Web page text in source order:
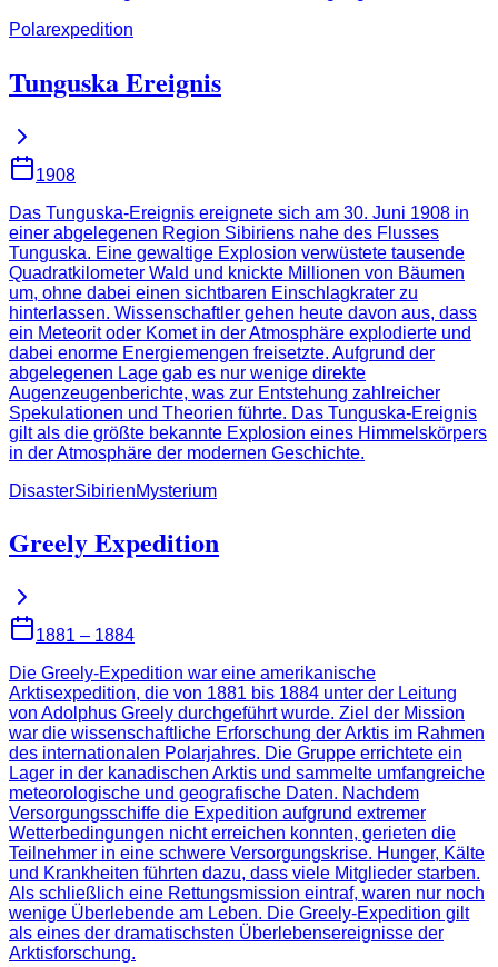
Polarexpedition
Tunguska Ereignis
1908
Das Tunguska-Ereignis ereignete sich am 30. Juni 1908 in
einer abgelegenen Region Sibiriens nahe des Flusses
Tunguska. Eine gewaltige Explosion verwüstete tausende
Quadratkilometer Wald und knickte Millionen von Bäumen
um, ohne dabei einen sichtbaren Einschlagkrater zu
hinterlassen. Wissenschaftler gehen heute davon aus, dass
ein Meteorit oder Komet in der Atmosphäre explodierte und
dabei enorme Energiemengen freisetzte. Aufgrund der
abgelegenen Lage gab es nur wenige direkte
Augenzeugenberichte, was zur Entstehung zahlreicher
Spekulationen und Theorien führte. Das Tunguska-Ereignis
gilt als die größte bekannte Explosion eines Himmelskörpers
in der Atmosphäre der modernen Geschichte.
DisasterSibirienMysterium
Greely Expedition
1881 – 1884
Die Greely-Expedition war eine amerikanische
Arktisexpedition, die von 1881 bis 1884 unter der Leitung
von Adolphus Greely durchgeführt wurde. Ziel der Mission
war die wissenschaftliche Erforschung der Arktis im Rahmen
des internationalen Polarjahres. Die Gruppe errichtete ein
Lager in der kanadischen Arktis und sammelte umfangreiche
meteorologische und geografische Daten. Nachdem
Versorgungsschiffe die Expedition aufgrund extremer
Wetterbedingungen nicht erreichen konnten, gerieten die
Teilnehmer in eine schwere Versorgungskrise. Hunger, Kälte
und Krankheiten führten dazu, dass viele Mitglieder starben.
Als schließlich eine Rettungsmission eintraf, waren nur noch
wenige Überlebende am Leben. Die Greely-Expedition gilt
als eines der dramatischsten Überlebensereignisse der
Arktisforschung.